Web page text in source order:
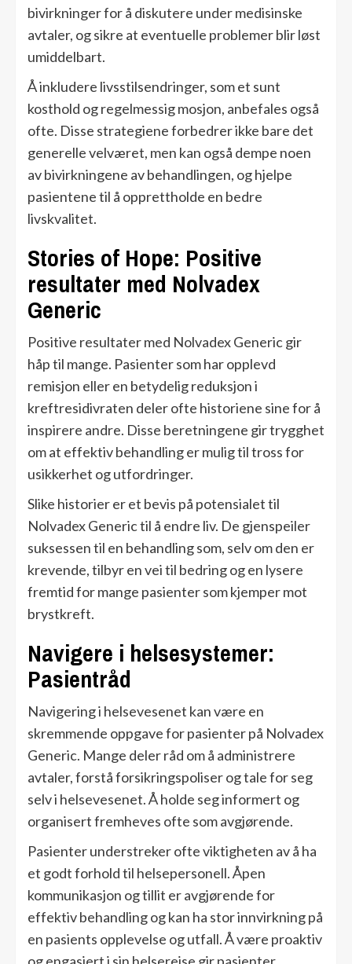
bivirkninger for å diskutere under medisinske
avtaler, og sikre at eventuelle problemer blir løst
umiddelbart.
Å inkludere livsstilsendringer, som et sunt
kosthold og regelmessig mosjon, anbefales også
ofte. Disse strategiene forbedrer ikke bare det
generelle velværet, men kan også dempe noen
av bivirkningene av behandlingen, og hjelpe
pasientene til å opprettholde en bedre
livskvalitet.
Stories of Hope: Positive
resultater med Nolvadex
Generic
Positive resultater med Nolvadex Generic gir
håp til mange. Pasienter som har opplevd
remisjon eller en betydelig reduksjon i
kreftresidivraten deler ofte historiene sine for å
inspirere andre. Disse beretningene gir trygghet
om at effektiv behandling er mulig til tross for
usikkerhet og utfordringer.
Slike historier er et bevis på potensialet til
Nolvadex Generic til å endre liv. De gjenspeiler
suksessen til en behandling som, selv om den er
krevende, tilbyr en vei til bedring og en lysere
fremtid for mange pasienter som kjemper mot
brystkreft.
Navigere i helsesystemer:
Pasientråd
Navigering i helsevesenet kan være en
skremmende oppgave for pasienter på Nolvadex
Generic. Mange deler råd om å administrere
avtaler, forstå forsikringspoliser og tale for seg
selv i helsevesenet. Å holde seg informert og
organisert fremheves ofte som avgjørende.
Pasienter understreker ofte viktigheten av å ha
et godt forhold til helsepersonell. Åpen
kommunikasjon og tillit er avgjørende for
effektiv behandling og kan ha stor innvirkning på
en pasients opplevelse og utfall. Å være proaktiv